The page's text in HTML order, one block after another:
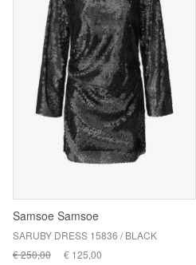
Samsoe Samsoe
SARUBY DRESS 15836 / BLACK
€ 250,00
€ 125,00